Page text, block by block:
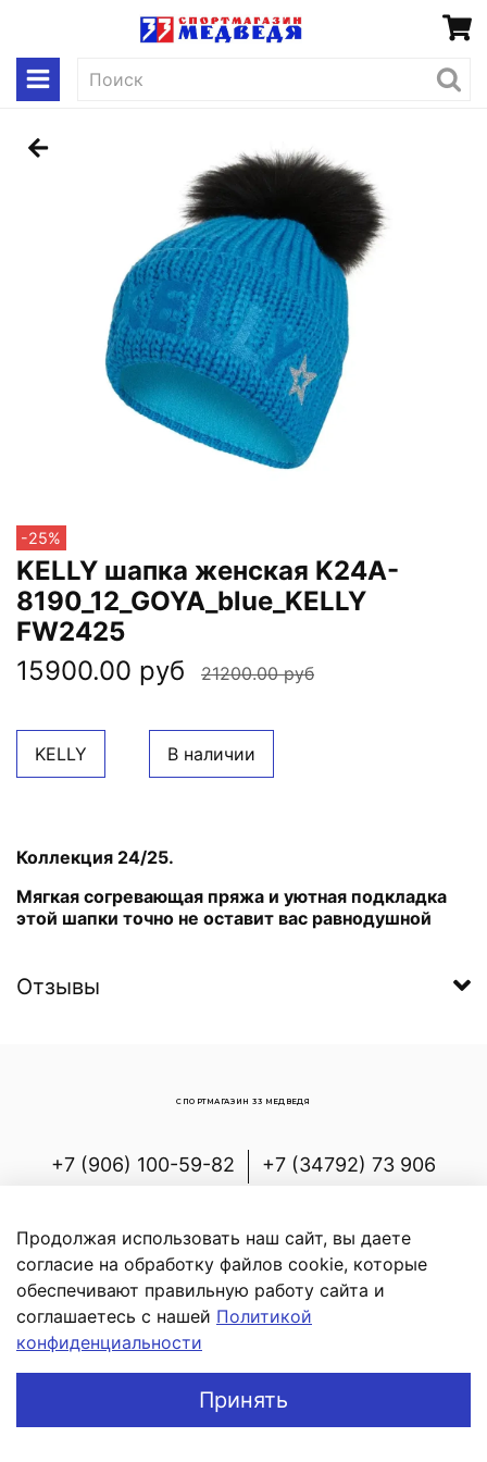
-25%
KELLY шапка женская K24A-
8190_12_GOYA_blue_KELLY
FW2425
15900.00 руб
21200.00 руб
В корзину
KELLY В наличии
Коллекция 24/25.
Мягкая согревающая пряжа и уютная подкладка
этой шапки точно не оставит вас равнодушной
Отзывы
+7 (906) 100-59-82
+7 (34792) 73 906
Белорецкий р-н, с.Новоабзаково, ул.
Энергетиков, д.7
СПОРТМАГАЗИН 33 МЕДВЕДЯ
Продолжая использовать наш сайт, вы даете
согласие на обработку файлов cookie, которые
обеспечивают правильную работу сайта и
соглашаетесь с нашей Политикой
конфиденциальности
Принять